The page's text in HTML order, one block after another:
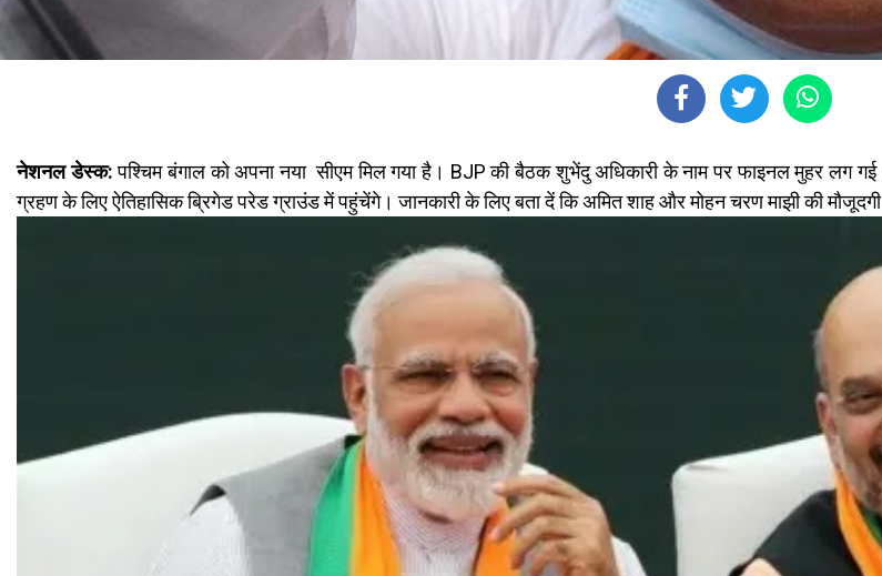
नेशनल डेस्क:पश्चिम बंगाल को अपना नया सीएम मिल गया है। BJP की बैठक शुभेंदु अधिकारी के नाम पर फाइनल मुहर
ग्रहण के लिए ऐतिहासिक ब्रिगेड परेड ग्राउंड में पहुंचेंगे। जानकारी के लिए बता दें कि अमित शाह और मोहन चरण माझी की